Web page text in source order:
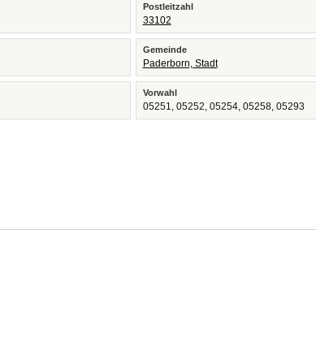
Postleitzahl
33102
Gemeinde
Paderborn, Stadt
Vorwahl
05251, 05252, 05254, 05258, 05293